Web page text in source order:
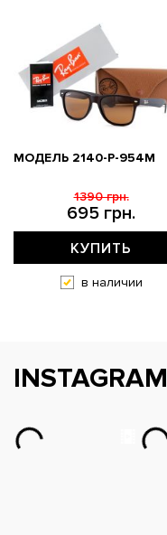
МОДЕЛЬ 2140-P-954M
695 грн.
1390 грн.
КУПИТЬ
в наличии
INSTAGRAM